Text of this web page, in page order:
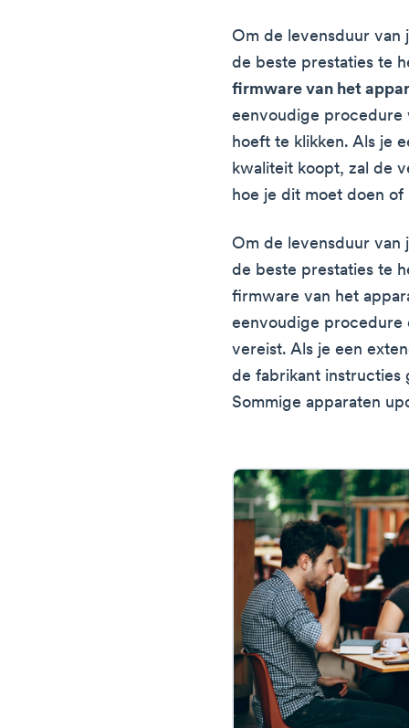
Om de levensduur
de beste prestaties te
firmware van het
eenvoudige procedure
hoeft te klikken. Als je
kwaliteit koopt, zal de
hoe je dit moet doen
Om de levensduur
de beste prestaties te
firmware van het
eenvoudige procedure
vereist. Als je een
de fabrikant instructies
Sommige apparaten